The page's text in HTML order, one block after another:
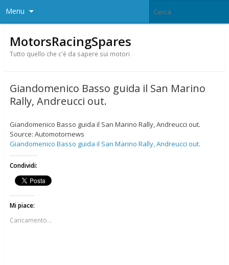
Menu
MotorsRacingSpares
Tutto quello che c'è da sapere sui motori
Giandomenico Basso guida il San Marino
Rally, Andreucci out.
Giandomenico Basso guida il San Marino Rally, Andreucci out.
Source: Automotornews
Giandomenico Basso guida il San Marino Rally, Andreucci out.
Condividi:
Mi piace:
Caricamento...